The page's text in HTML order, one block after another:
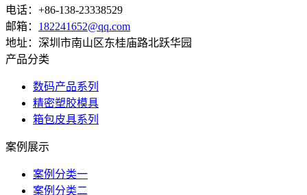
电话：+86-138-23338529
邮箱： 182241652@qq.com
地址：深圳市南山区东桂庙路北跃华园
产品分类
数码产品系列
精密塑胶模具
箱包皮具系列
案例展示
案例分类一
案例分类二